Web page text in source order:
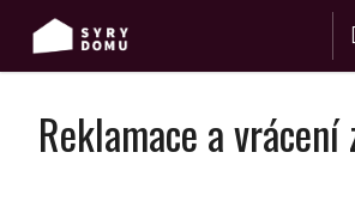
obsah
Reklamace a vrácení
š Zpět
Zpět